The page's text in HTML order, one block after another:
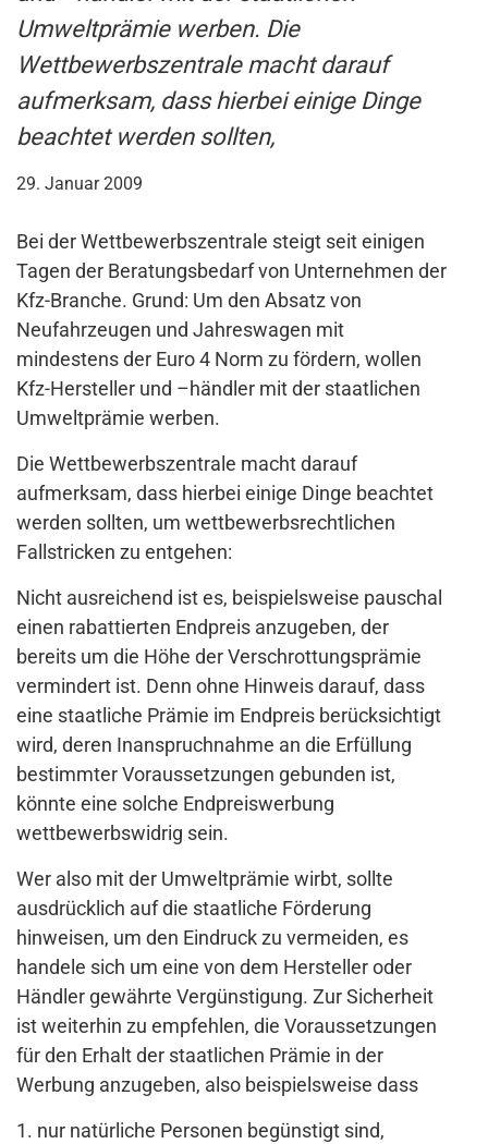
Umweltprämie werben. Die
Wettbewerbszentrale macht darauf
aufmerksam, dass hierbei einige Dinge
beachtet werden sollten,
29. Januar 2009
Bei der Wettbewerbszentrale steigt seit einigen
Tagen der Beratungsbedarf von Unternehmen der
Kfz-Branche. Grund: Um den Absatz von
Neufahrzeugen und Jahreswagen mit
mindestens der Euro 4 Norm zu fördern, wollen
Kfz-Hersteller und –händler mit der staatlichen
Umweltprämie werben.
Die Wettbewerbszentrale macht darauf
aufmerksam, dass hierbei einige Dinge beachtet
werden sollten, um wettbewerbsrechtlichen
Fallstricken zu entgehen:
Nicht ausreichend ist es, beispielsweise pauschal
einen rabattierten Endpreis anzugeben, der
bereits um die Höhe der Verschrottungsprämie
vermindert ist. Denn ohne Hinweis darauf, dass
eine staatliche Prämie im Endpreis berücksichtigt
wird, deren Inanspruchnahme an die Erfüllung
bestimmter Voraussetzungen gebunden ist,
könnte eine solche Endpreiswerbung
wettbewerbswidrig sein.
Wer also mit der Umweltprämie wirbt, sollte
ausdrücklich auf die staatliche Förderung
hinweisen, um den Eindruck zu vermeiden, es
handele sich um eine von dem Hersteller oder
Händler gewährte Vergünstigung. Zur Sicherheit
ist weiterhin zu empfehlen, die Voraussetzungen
für den Erhalt der staatlichen Prämie in der
Werbung anzugeben, also beispielsweise dass
1. nur natürliche Personen begünstigt sind,